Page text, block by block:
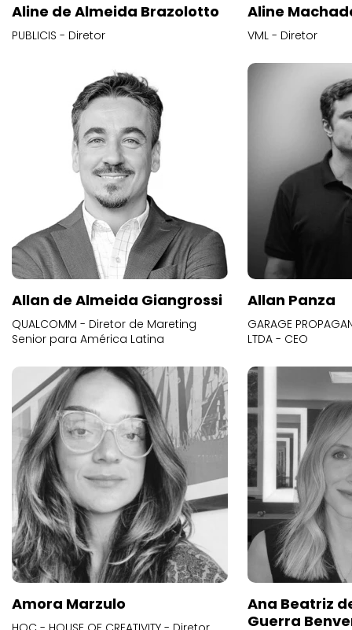
Aline de Almeida Brazolotto
PUBLICIS - Diretor
Aline
VML - Diretor
Allan de Almeida Giangrossi
QUALCOMM - Diretor de Mareting
Senior para América Latina
Allan Panza
GARAGE
LTDA - CEO
Amora Marzulo
Ana Beatriz
Guerra